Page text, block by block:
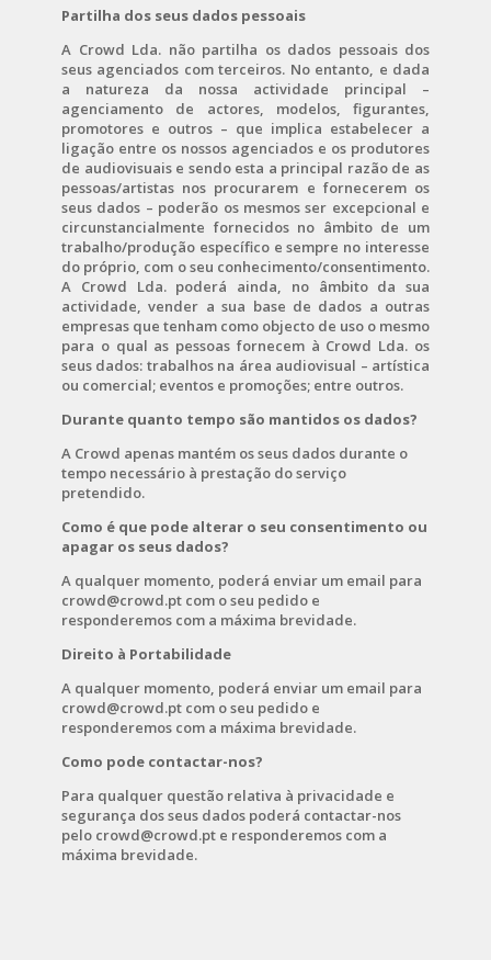
Partilha dos seus dados pessoais
A Crowd Lda. não partilha os dados pessoais dos
seus agenciados com terceiros. No entanto, e dada
a natureza da nossa actividade principal –
agenciamento de actores, modelos, figurantes,
promotores e outros – que implica estabelecer a
ligação entre os nossos agenciados e os produtores
de audiovisuais e sendo esta a principal razão de as
pessoas/artistas nos procurarem e fornecerem os
seus dados – poderão os mesmos ser excepcional e
circunstancialmente fornecidos no âmbito de um
trabalho/produção específico e sempre no interesse
do próprio, com o seu conhecimento/consentimento.
A Crowd Lda. poderá ainda, no âmbito da sua
actividade, vender a sua base de dados a outras
empresas que tenham como objecto de uso o mesmo
para o qual as pessoas fornecem à Crowd Lda. os
seus dados: trabalhos na área audiovisual – artística
ou comercial; eventos e promoções; entre outros.
Durante quanto tempo são mantidos os dados?
A Crowd apenas mantém os seus dados durante o
tempo necessário à prestação do serviço
pretendido.
Como é que pode alterar o seu consentimento ou
apagar os seus dados?
A qualquer momento, poderá enviar um email para
crowd@crowd.pt com o seu pedido e
responderemos com a máxima brevidade.
Direito à Portabilidade
A qualquer momento, poderá enviar um email para
crowd@crowd.pt com o seu pedido e
responderemos com a máxima brevidade.
Como pode contactar-nos?
Para qualquer questão relativa à privacidade e
segurança dos seus dados poderá contactar-nos
pelo crowd@crowd.pt e responderemos com a
máxima brevidade.